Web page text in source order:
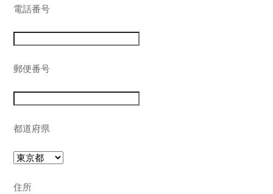
電話番号
郵便番号
都道府県
住所